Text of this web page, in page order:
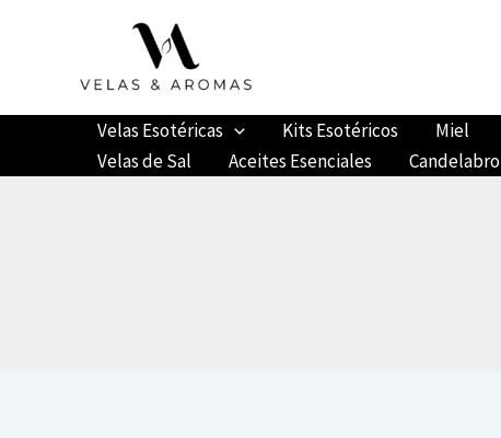
Velas Esotéricas Kits Esotéricos Miel
Velas de Sal
Aceites Esenciales Candelabro